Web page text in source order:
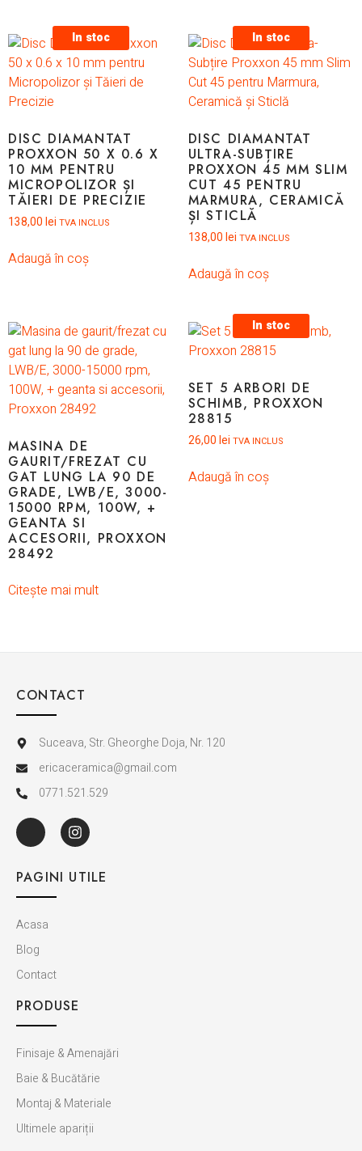
In stoc
DISC DIAMANTAT
PROXXON 50 X 0.6 X
10 MM PENTRU
MICROPOLIZOR ȘI
TĂIERI DE PRECIZIE
138,00 lei TVA INCLUS
Adaugă în coș
In stoc
DISC DIAMANTAT
ULTRA-SUBȚIRE
PROXXON 45 MM SLIM
CUT 45 PENTRU
MARMURA, CERAMICĂ
ȘI STICLĂ
138,00 lei TVA INCLUS
Adaugă în coș
MASINA DE
GAURIT/FREZAT CU
GAT LUNG LA 90 DE
GRADE, LWB/E, 3000-
15000 RPM, 100W, +
GEANTA SI
ACCESORII, PROXXON
28492
Citește mai mult
In stoc
SET 5 ARBORI DE
SCHIMB, PROXXON
28815
26,00 lei TVA INCLUS
Adaugă în coș
CONTACT
Suceava, Str. Gheorghe Doja, Nr. 120
ericaceramica@gmail.com
0771.521.529
PAGINI UTILE
Acasa
Blog
Contact
PRODUSE
Finisaje & Amenajări
Baie & Bucătărie
Montaj & Materiale
Ultimele apariții